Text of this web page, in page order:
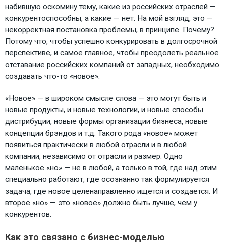
набившую оскомину тему, какие из российских отраслей —
конкурентоспособны, а какие — нет. На мой взгляд, это —
некорректная постановка проблемы, в принципе. Почему?
Потому что, чтобы успешно конкурировать в долгосрочной
перспективе, и самое главное, чтобы преодолеть реальное
отставание российских компаний от западных, необходимо
создавать что-то «новое».
«Новое» — в широком смысле слова — это могут быть и
новые продукты, и новые технологии, и новые способы
дистрибуции, новые формы организации бизнеса, новые
концепции брэндов и т.д. Такого рода «новое» может
появиться практически в любой отрасли и в любой
компании, независимо от отрасли и размер. Одно
маленькое «но» — не в любой, а только в той, где над этим
специально работают, где осознанно так формулируется
задача, где новое целенаправленно ищется и создается. И
второе «но» — это «новое» должно быть лучше, чем у
конкурентов.
Как это связано с бизнес-моделью